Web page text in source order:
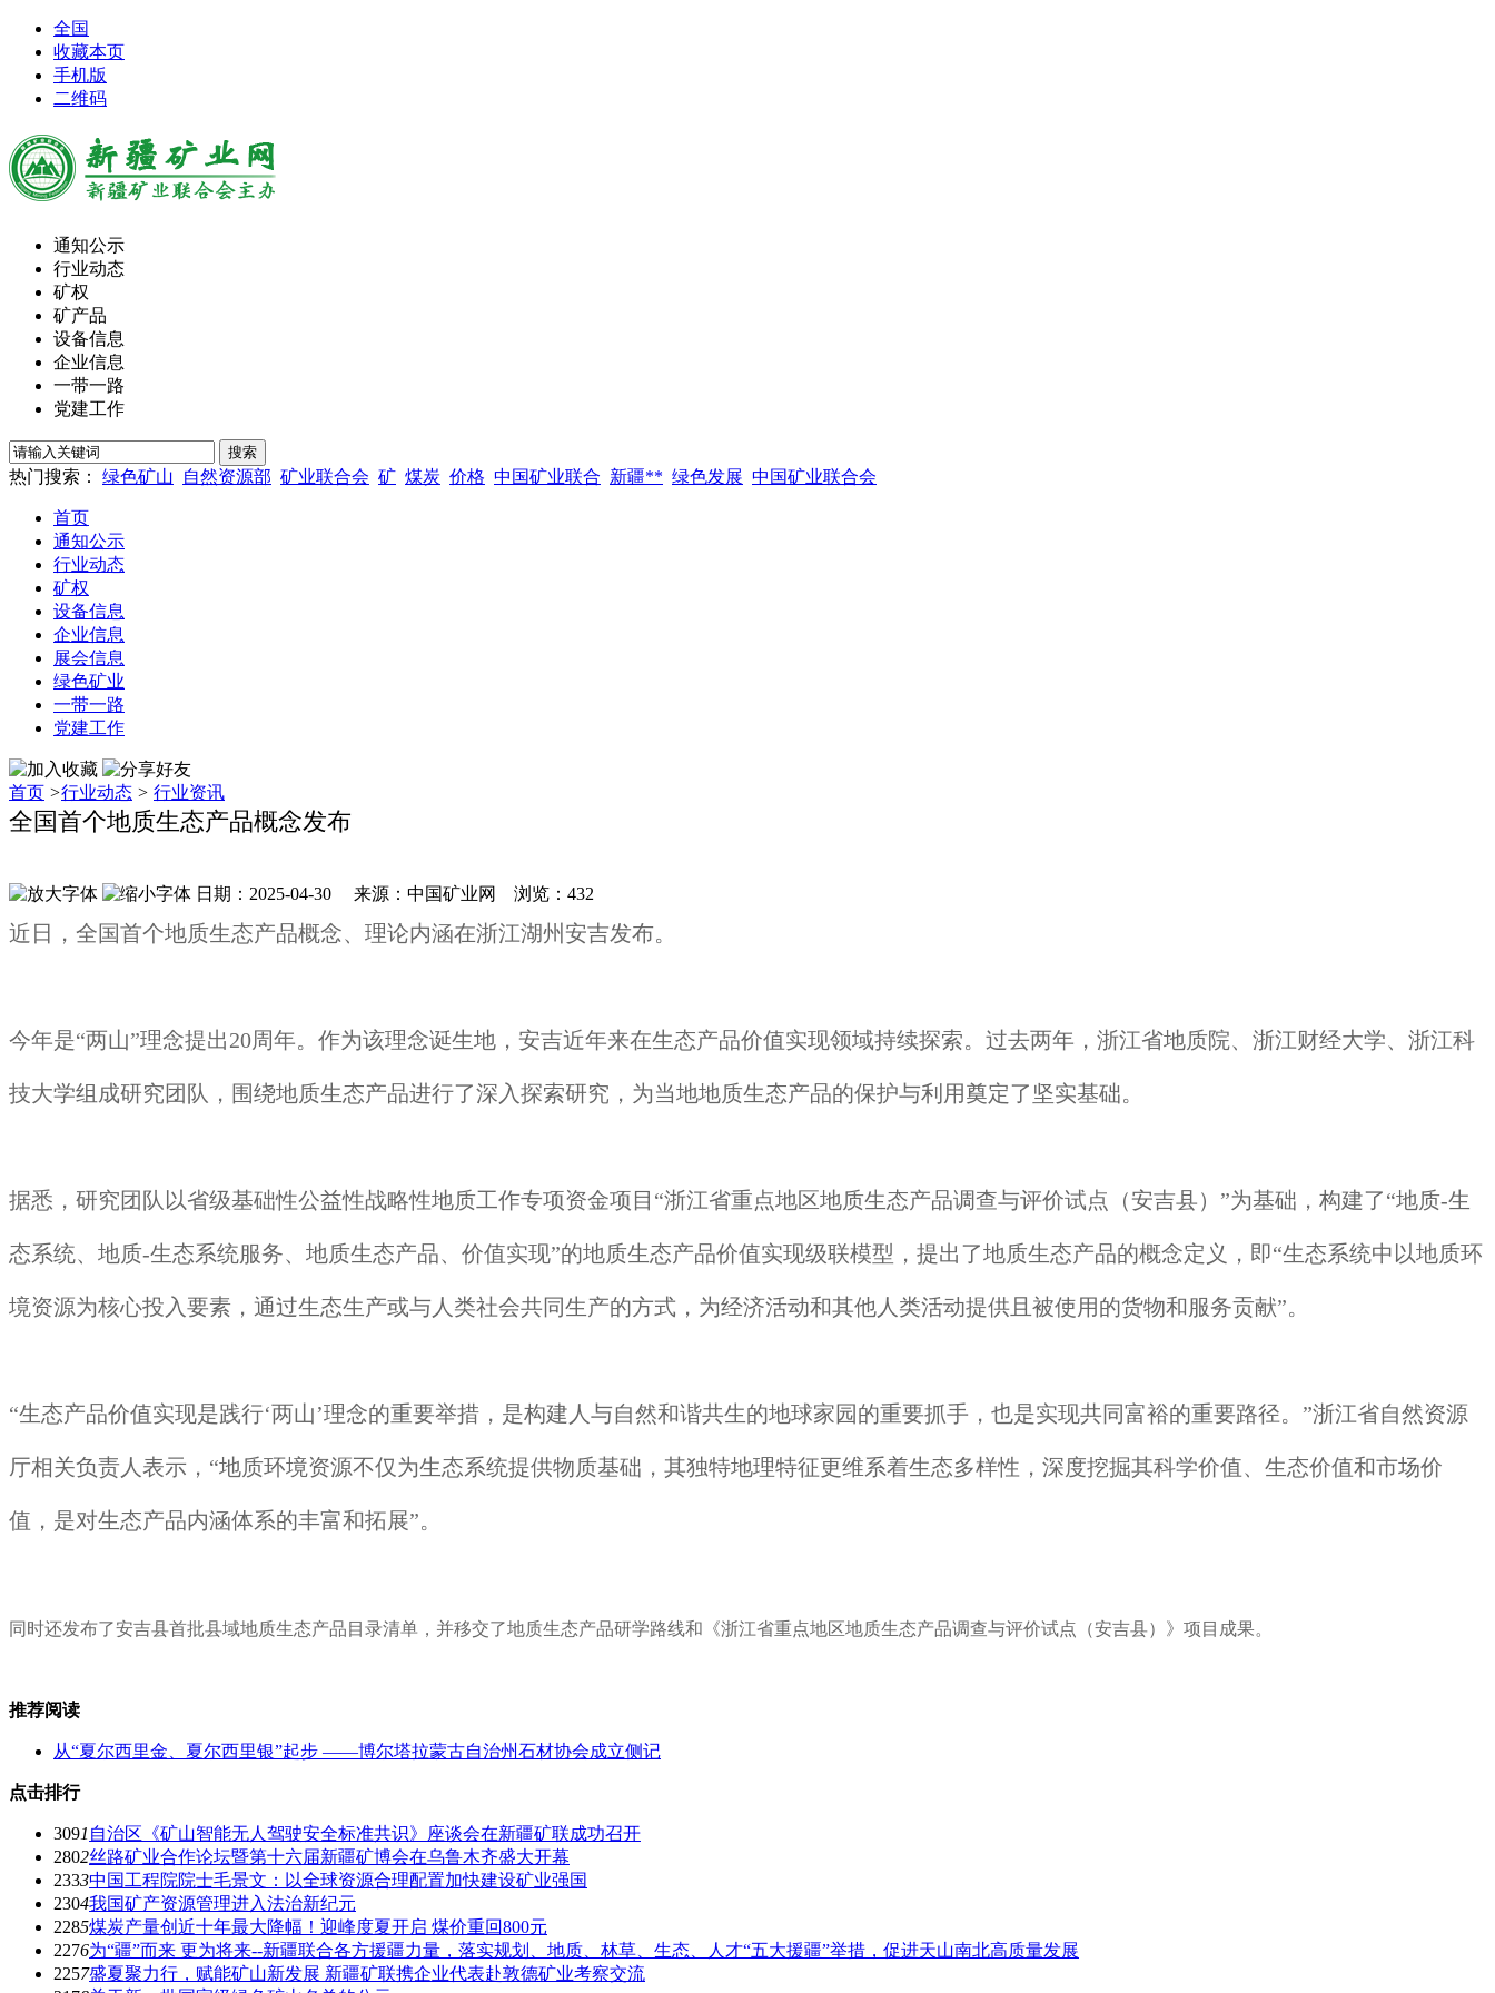
全国
收藏本页
手机版
二维码
通知公示
行业动态
矿权
矿产品
设备信息
企业信息
一带一路
党建工作
热门搜索： 绿色矿山 自然资源部 矿业联合会 矿 煤炭 价格 中国矿业联合 新疆** 绿色发展 中国矿业联合会
首页
通知公示
行业动态
矿权
设备信息
企业信息
展会信息
绿色矿业
一带一路
党建工作
首页 >行业动态 > 行业资讯
全国首个地质生态产品概念发布
日期：2025-04-30 来源：中国矿业网 浏览： 432
近日，全国首个地质生态产品概念、理论内涵在浙江湖州安吉发布。
今年是“两山”理念提出20周年。作为该理念诞生地，安吉近年来在生态产品价值实现领域持续探索。过去两年，浙江省地质院、浙江财经大学、浙江科
技大学组成研究团队，围绕地质生态产品进行了深入探索研究，为当地地质生态产品的保护与利用奠定了坚实基础。
据悉，研究团队以省级基础性公益性战略性地质工作专项资金项目“浙江省重点地区地质生态产品调查与评价试点（安吉县）”为基础，构建了“地质-生
态系统、地质-生态系统服务、地质生态产品、价值实现”的地质生态产品价值实现级联模型，提出了地质生态产品的概念定义，即“生态系统中以地质环
境资源为核心投入要素，通过生态生产或与人类社会共同生产的方式，为经济活动和其他人类活动提供且被使用的货物和服务贡献”。
“生态产品价值实现是践行‘两山’理念的重要举措，是构建人与自然和谐共生的地球家园的重要抓手，也是实现共同富裕的重要路径。”浙江省自然资源
厅相关负责人表示，“地质环境资源不仅为生态系统提供物质基础，其独特地理特征更维系着生态多样性，深度挖掘其科学价值、生态价值和市场价
值，是对生态产品内涵体系的丰富和拓展”。
同时还发布了安吉县首批县域地质生态产品目录清单，并移交了地质生态产品研学路线和《浙江省重点地区地质生态产品调查与评价试点（安吉县）》项目成果。
推荐阅读
从“夏尔西里金、夏尔西里银”起步 ——博尔塔拉蒙古自治州石材协会成立侧记
点击排行
3091 自治区《矿山智能无人驾驶安全标准共识》座谈会在新疆矿联成功召开
2802丝路矿业合作论坛暨第十六届新疆矿博会在乌鲁木齐盛大开幕
2333中国工程院院士毛景文：以全球资源合理配置加快建设矿业强国
2304我国矿产资源管理进入法治新纪元
2285煤炭产量创近十年最大降幅！迎峰度夏开启 煤价重回800元
2276为“疆”而来 更为将来--新疆联合各方援疆力量，落实规划、地质、林草、生态、人才“五大援疆”举措，促进天山南北高质量发展
2257盛夏聚力行，赋能矿山新发展 新疆矿联携企业代表赴敦德矿业考察交流